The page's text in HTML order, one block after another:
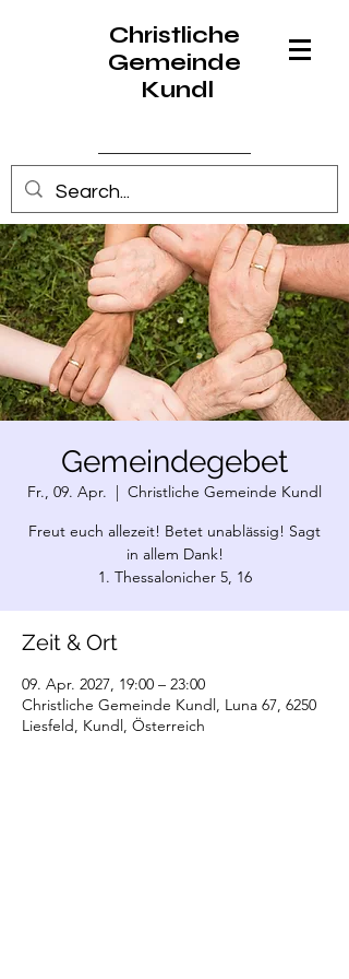
Christliche
Gemeinde
Kundl
Anmelden
Gemeindegebet
Fr., 09. Apr.
  |
Christliche Gemeinde Kundl
Freut euch allezeit! Betet unablässig! Sagt
in allem Dank!
1. Thessalonicher 5, 16
Zeit & Ort
09. Apr. 2027, 19:00 – 23:00
Christliche Gemeinde Kundl, Luna 67, 6250
Liesfeld, Kundl, Österreich